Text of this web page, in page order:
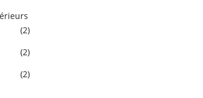
(2)
(2)
(2)